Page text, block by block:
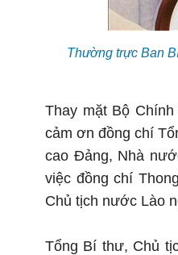
Thường trực Ban
Thay mặt Bộ
cảm ơn đồng chí
cao Đảng, Nhà
việc đồng chí
Chủ tịch nước Lào
Tổng Bí thư, Chủ